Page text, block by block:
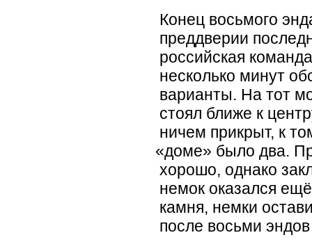
Конец восьмого
преддверии
российская
несколько минут
варианты. На тот
стоял ближе к
ничем прикрыт, к
«доме» было два.
хорошо, однако
немок оказался
камня, немки
после восьми